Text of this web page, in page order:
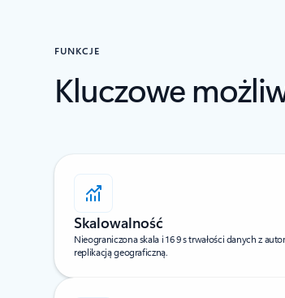
FUNKCJE
Kluczowe
Skalowalność
Nieograniczona skala i 16 9 s trwałości danych z
replikacją geograficzną.